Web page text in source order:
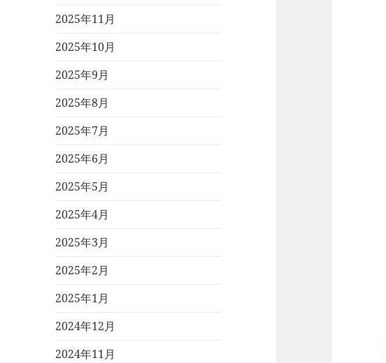
2025年11月
2025年10月
2025年9月
2025年8月
2025年7月
2025年6月
2025年5月
2025年4月
2025年3月
2025年2月
2025年1月
2024年12月
2024年11月